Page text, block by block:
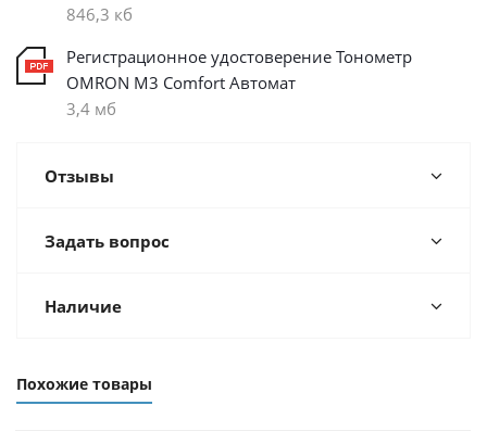
846,3 кб
Регистрационное удостоверение Тонометр
OMRON M3 Comfort Автомат
3,4 мб
Отзывы
Задать вопрос
Наличие
Похожие товары